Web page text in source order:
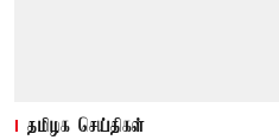
தமிழக செய்திகள்